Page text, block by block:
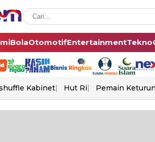
BolaOtomotifEntertainmentTekno
Kabinet Hut Ri Pemain